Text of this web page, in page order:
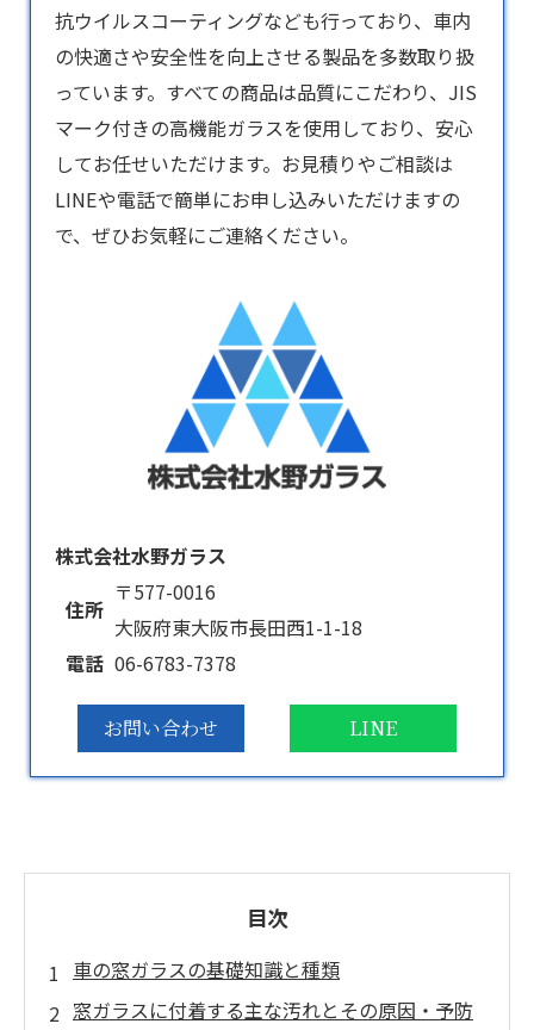
抗ウイルスコーティングなども行っており、車内
の快適さや安全性を向上させる製品を多数取り扱
っています。すべての商品は品質にこだわり、JIS
マーク付きの高機能ガラスを使用しており、安心
してお任せいただけます。お見積りやご相談は
LINEや電話で簡単にお申し込みいただけますの
で、ぜひお気軽にご連絡ください。
株式会社水野ガラス
住所
〒577-0016
大阪府東大阪市長田西1-1-18
電話 06-6783-7378
お問い合わせ LINE
目次
車の窓ガラスの基礎知識と種類
窓ガラスに付着する主な汚れとその原因・予防